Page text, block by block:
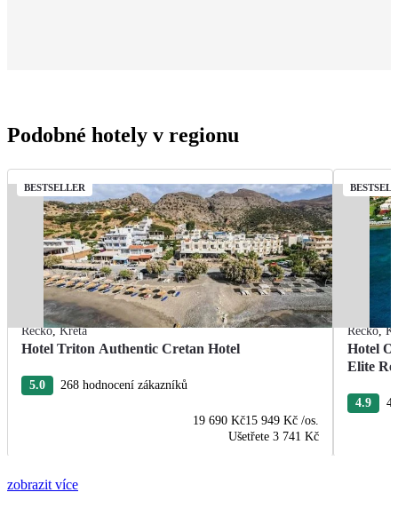
Podobné hotely v regionu
BESTSELLER
Řecko,Kréta
Hotel Triton Authentic Cretan Hotel
5.0 268 hodnocení zákazníků
19 690 Kč15 949 Kč /os.
Ušetřete 3 741 Kč
Řecko,
Hotel
Elite
4.9
zobrazit více